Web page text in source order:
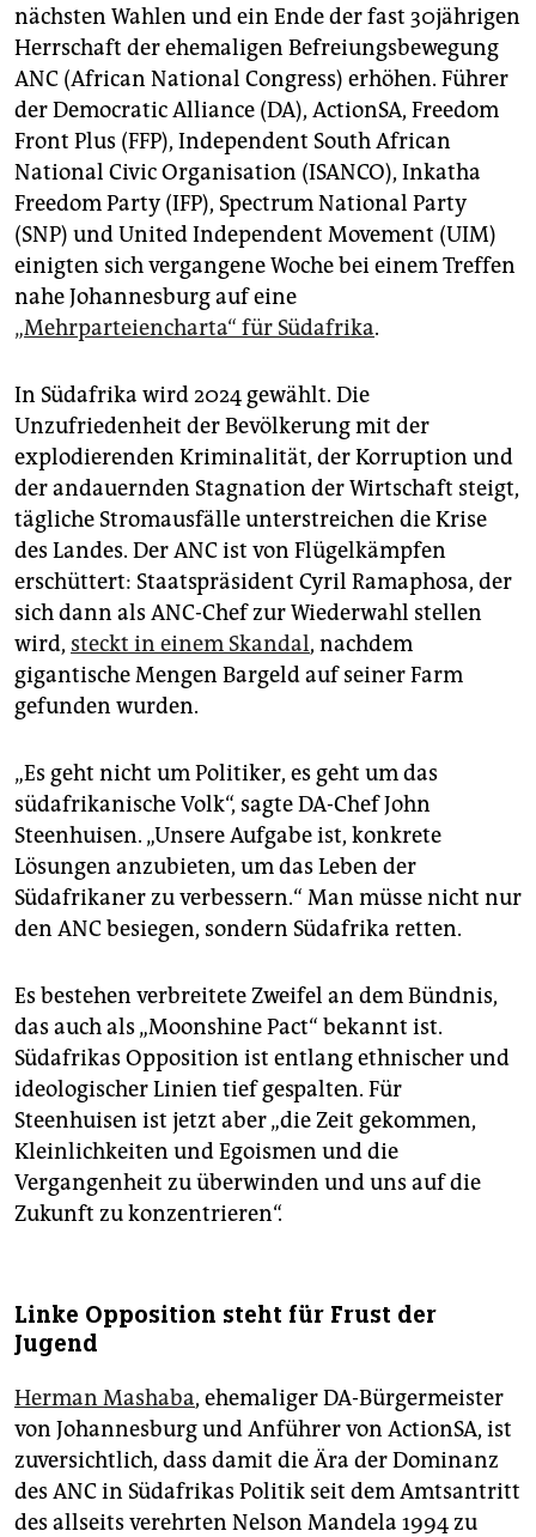
genossenschaft
epaper login
nächsten Wahlen und ein Ende der fast 30jährigen
Herrschaft der ehemaligen Befreiungsbewegung
ANC (African National Congress) erhöhen. Führer
der Democratic Alliance (DA), ActionSA, Freedom
Front Plus (FFP), Independent South African
National Civic Organisation (ISANCO), Inkatha
Freedom Party (IFP), Spectrum National Party
(SNP) und United Independent Movement (UIM)
einigten sich vergangene Woche bei einem Treffen
nahe Johannesburg auf eine
„Mehrparteiencharta“ für Südafrika.
In Südafrika wird 2024 gewählt. Die
Unzufriedenheit der Bevölkerung mit der
explodierenden Kriminalität, der Korruption und
der andauernden Stagnation der Wirtschaft steigt,
tägliche Stromausfälle unterstreichen die Krise
des Landes. Der ANC ist von Flügelkämpfen
erschüttert: Staatspräsident Cyril Ramaphosa, der
sich dann als ANC-Chef zur Wiederwahl stellen
wird, steckt in einem Skandal, nachdem
gigantische Mengen Bargeld auf seiner Farm
gefunden wurden.
„Es geht nicht um Politiker, es geht um das
südafrikanische Volk“, sagte DA-Chef John
Steenhuisen. „Unsere Aufgabe ist, konkrete
Lösungen anzubieten, um das Leben der
Südafrikaner zu verbessern.“ Man müsse nicht nur
den ANC besiegen, sondern Südafrika retten.
Es bestehen verbreitete Zweifel an dem Bündnis,
das auch als „Moonshine Pact“ bekannt ist.
Südafrikas Opposition ist entlang ethnischer und
ideologischer Linien tief gespalten. Für
Steenhuisen ist jetzt aber „die Zeit gekommen,
Kleinlichkeiten und Egoismen und die
Vergangenheit zu überwinden und uns auf die
Zukunft zu konzentrieren“.
Linke Opposition steht für Frust der
Jugend
Herman Mashaba, ehemaliger DA-Bürgermeister
von Johannesburg und Anführer von ActionSA, ist
zuversichtlich, dass damit die Ära der Dominanz
des ANC in Südafrikas Politik seit dem Amtsantritt
des allseits verehrten Nelson Mandela 1994 zu